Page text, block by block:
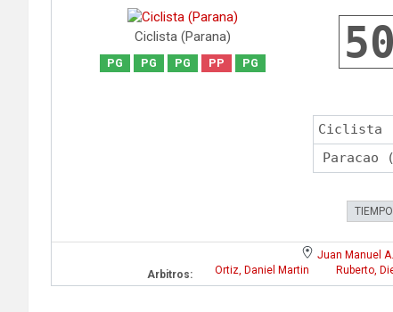
Ciclista (Parana)
PG PG PG PP PG 50
Ciclista
Paracao
Juan Manuel
Arbitros:
Ortiz, Daniel Martin Ruberto,